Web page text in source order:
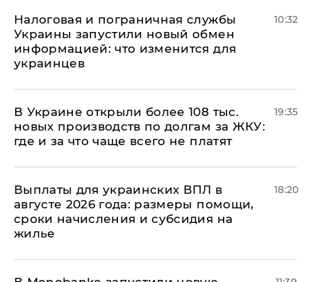
Налоговая и пограничная службы
Украины запустили новый обмен
информацией: что изменится для
украинцев
10:32
В Украине открыли более 108 тыс.
новых производств по долгам за ЖКУ:
где и за что чаще всего не платят
19:35
Выплаты для украинских ВПЛ в
августе 2026 года: размеры помощи,
сроки начисления и субсидия на
жилье
18:20